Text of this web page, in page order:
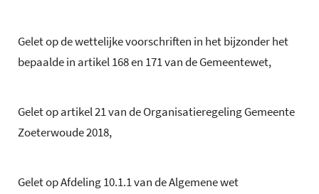
Gelet op de wettelijke voorschriften in het bijzonder het
bepaalde in artikel 168 en 171 van de Gemeentewet,
Gelet op artikel 21 van de Organisatieregeling Gemeente
Zoeterwoude 2018,
Gelet op Afdeling 10.1.1 van de Algemene wet